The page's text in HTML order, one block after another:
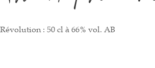
Révolution : 50 cl à 66% vol. AB